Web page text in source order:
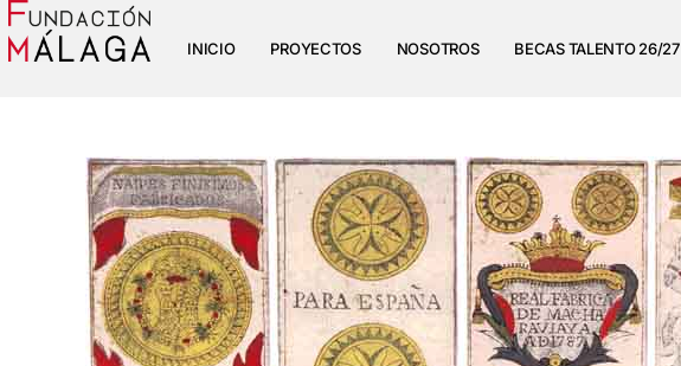
INICIO PROYECTOS NOSOTROS BECAS TALENTO 26/27